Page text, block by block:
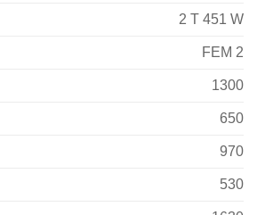
2 T 451 W
FEM 2
1300
650
970
530